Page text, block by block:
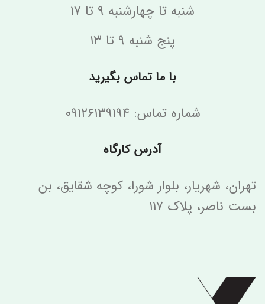
شنبه تا چهارشنبه ۹ تا ۱۷
پنج شنبه ۹ تا ۱۳
با ما تماس بگیرید
شماره تماس: ۰۹۱۲۶۱۳۹۱۹۴
آدرس کارگاه
تهران، شهریار، بلوار شورا، کوچه شقایق، بن
بست ناصر، پلاک ۱۱۷